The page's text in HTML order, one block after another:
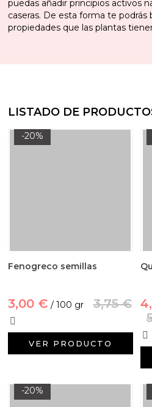
puedas añadir principios activos
caseras. De esta forma te
propiedades que las plantas
LISTADO DE
-20%
Fenogreco semillas
3,00 € / 100 gr 3,75 €
VER PRODUCTO
-20%